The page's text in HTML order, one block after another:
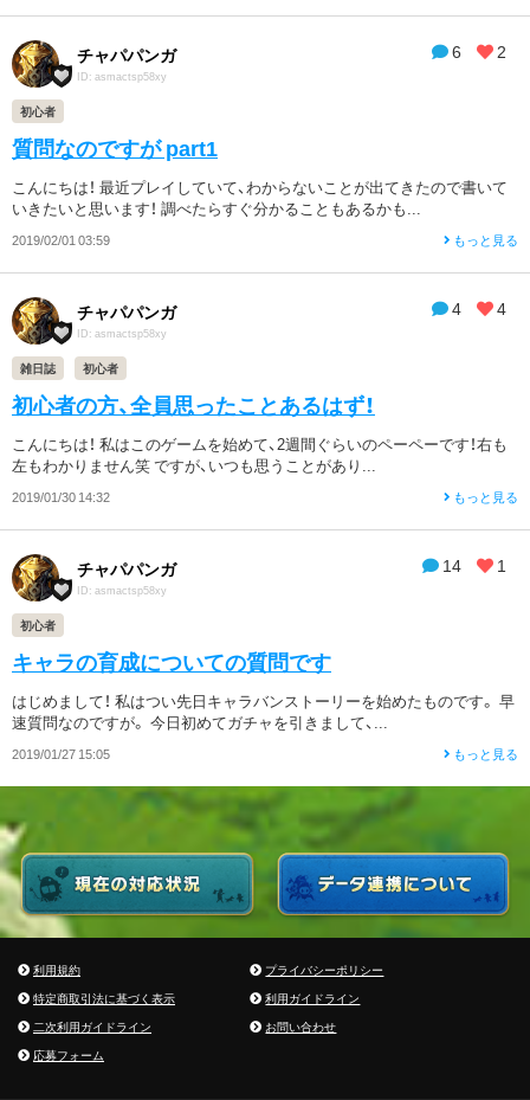
6 2
チャパパンガ
ID: asmactsp58xy
初心者
質問なのですが part1
こんにちは！ 最近プレイしていて、わからないことが出てきたので書いて
いきたいと思います！ 調べたらすぐ分かることもあるかも...
2019/02/01 03:59 もっと見る
4 4
チャパパンガ
ID: asmactsp58xy
雑日誌 初心者
初心者の方、全員思ったことあるはず！
こんにちは！ 私はこのゲームを始めて、2週間ぐらいのペーペーです！右も
左もわかりません笑 ですが、いつも思うことがあり...
2019/01/30 14:32 もっと見る
14 1
チャパパンガ
ID: asmactsp58xy
初心者
キャラの育成についての質問です
はじめまして！ 私はつい先日キャラバンストーリーを始めたものです。 早
速質問なのですが。 今日初めてガチャを引きまして、...
2019/01/27 15:05 もっと見る
利用規約
プライバシーポリシー
特定商取引法に基づく表示
利用ガイドライン
二次利用ガイドライン
お問い合わせ
応募フォーム